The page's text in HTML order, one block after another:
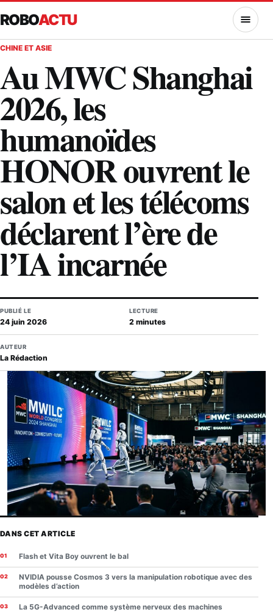
ROBOACTU MENU
CHINE ET ASIE
Au MWC Shanghai
2026, les
humanoïdes
HONOR ouvrent le
salon et les télécoms
déclarent l’ère de
l’IA incarnée
PUBLIÉ LE
24 juin 2026
LECTURE
2 minutes
AUTEUR
La Rédaction
DANS CET ARTICLE
Flash et Vita Boy ouvrent le bal
NVIDIA pousse Cosmos 3 vers la manipulation robotique avec des
modèles d’action
La 5G-Advanced comme système nerveux des machines